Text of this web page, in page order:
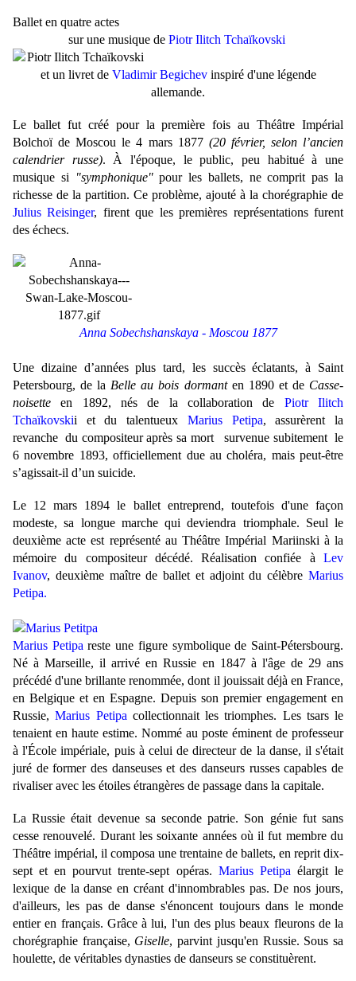
Ballet en quatre actes
sur une musique de Piotr Ilitch Tchaïkovski
et un livret de Vladimir Begichevinspiré d'une légende
allemande.
Le ballet fut créé pour la première fois au Théâtre Impérial
Bolchoï de Moscou le 4 mars 1877 (20 février, selon l’ancien
calendrier russe). À l'époque, le public, peu habitué à une
musique si
"symphonique"pour les ballets, ne comprit pas la
richesse de la partition. Ce problème, ajouté à la chorégraphie de
Julius Reisinger, firent que les premières représentations furent
des échecs.
Anna Sobechshanskaya - Moscou 1877
Une dizaine d’années plus tard, les succès éclatants, à Saint
Petersbourg, de la Belle au bois dormanten 1890 et de Casse-
noisette en 1892, nés de la collaboration de
Piotr Ilitch
Tchaïkovskii et du talentueux Marius Petipa, assurèrent la
revanche du compositeur après sa mort survenue subitement le
6 novembre 1893, officiellement due au choléra, mais peut-être
s’agissait-il d’un suicide.
Le 12 mars 1894 le ballet entreprend, toutefois d'une façon
modeste, sa longue marche qui deviendra triomphale. Seul le
deuxième acte est représenté au Théâtre Impérial Mariinski à la
mémoire du compositeur décédé. Réalisation confiée à
Lev
Ivanov, deuxième maître de ballet et adjoint du célèbre Marius
Petipa.
Marius Petipa reste une figure symbolique de Saint-Pétersbourg.
Né à Marseille, il arrivé en Russie en 1847 à l'âge de 29 ans
précédé d'une brillante renommée, dont il jouissait déjà en France,
en Belgique et en Espagne. Depuis son premier engagement en
Russie, Marius Petipa collectionnait les triomphes. Les tsars le
tenaient en haute estime. Nommé au poste éminent de professeur
à l'École impériale, puis à celui de directeur de la danse, il s'était
juré de former des danseuses et des danseurs russes capables de
rivaliser avec les étoiles étrangères de passage dans la capitale.
La Russie était devenue sa seconde patrie. Son génie fut sans
cesse renouvelé. Durant les soixante années où il fut membre du
Théâtre impérial, il composa une trentaine de ballets, en reprit dix-
sept et en pourvut trente-sept opéras. Marius Petipa élargit le
lexique de la danse en créant d'innombrables pas. De nos jours,
d'ailleurs, les pas de danse s'énoncent toujours dans le monde
entier en français. Grâce à lui, l'un des plus beaux fleurons de la
chorégraphie française, Giselle, parvint jusqu'en Russie. Sous sa
houlette, de véritables dynasties de danseurs se constituèrent.